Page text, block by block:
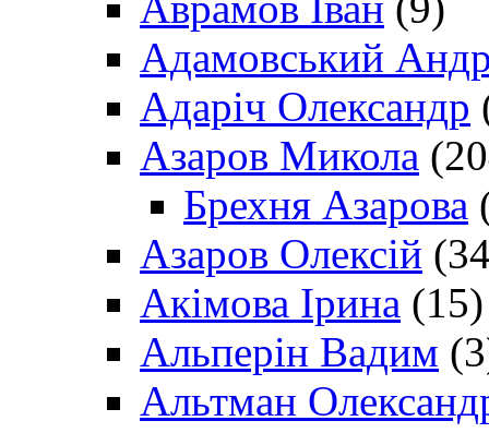
Адамовський
Адаріч Олександр
Азаров Микола
Брехня Азарова
Азаров Олексій
Акімова Ірина (15)
Альперін Вадим
Альтман